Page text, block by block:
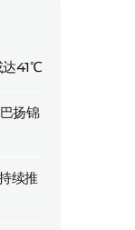
达41℃
扬锦
续推